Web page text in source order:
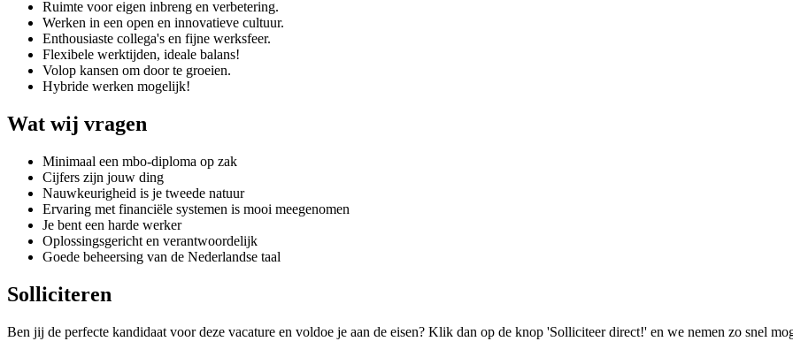
Ruimte voor eigen inbreng en verbetering.
Werken in een open en innovatieve cultuur.
Enthousiaste collega's en fijne werksfeer.
Flexibele werktijden, ideale balans!
Volop kansen om door te groeien.
Hybride werken mogelijk!
Wat wij vragen
Minimaal een mbo-diploma op zak
Cijfers zijn jouw ding
Nauwkeurigheid is je tweede natuur
Ervaring met financiële systemen is mooi meegenomen
Je bent een harde werker
Oplossingsgericht en verantwoordelijk
Goede beheersing van de Nederlandse taal
Solliciteren
Ben jij de perfecte kandidaat voor deze vacature en voldoe je aan de eisen? Klik dan op de knop 'Solliciteer direct!' en we nemen zo snel